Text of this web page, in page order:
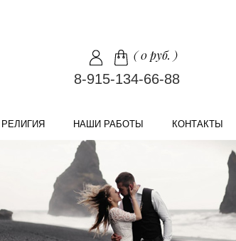
(0 руб. )
8-915-134-66-88
РЕЛИГИЯ НАШИ РАБОТЫ КОНТАКТЫ